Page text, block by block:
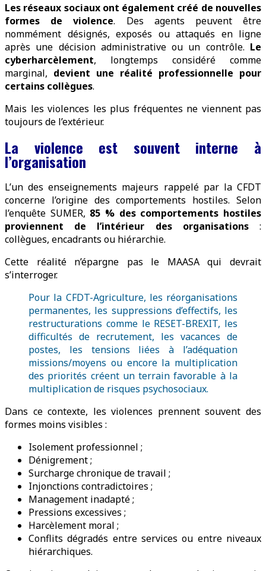
Les réseaux sociaux ont également créé de nouvelles
formes de violence. Des agents peuvent être
nommément désignés, exposés ou attaqués en ligne
après une décision administrative ou un contrôle. Le
cyberharcèlement, longtemps considéré comme
marginal, devient une réalité professionnelle pour
certains collègues.
Mais les violences les plus fréquentes ne viennent pas
toujours de l’extérieur.
La violence est souvent interne à
l’organisation
L’un des enseignements majeurs rappelé par la CFDT
concerne l’origine des comportements hostiles. Selon
l’enquête SUMER, 85 % des comportements hostiles
proviennent de l’intérieur des organisations:
collègues, encadrants ou hiérarchie.
Cette réalité n’épargne pas le MAASA qui devrait
s’interroger.
Pour la CFDT-Agriculture, les réorganisations
permanentes, les suppressions d’effectifs, les
restructurations comme le RESET-BREXIT, les
difficultés de recrutement, les vacances de
postes, les tensions liées à l’adéquation
missions/moyens ou encore la multiplication
des priorités créent un terrain favorable à la
multiplication de risques psychosociaux.
Dans ce contexte, les violences prennent souvent des
formes moins visibles :
Isolement professionnel ;
Dénigrement ;
Surcharge chronique de travail ;
Injonctions contradictoires ;
Management inadapté ;
Pressions excessives ;
Harcèlement moral ;
Conflits dégradés entre services ou entre niveaux
hiérarchiques.